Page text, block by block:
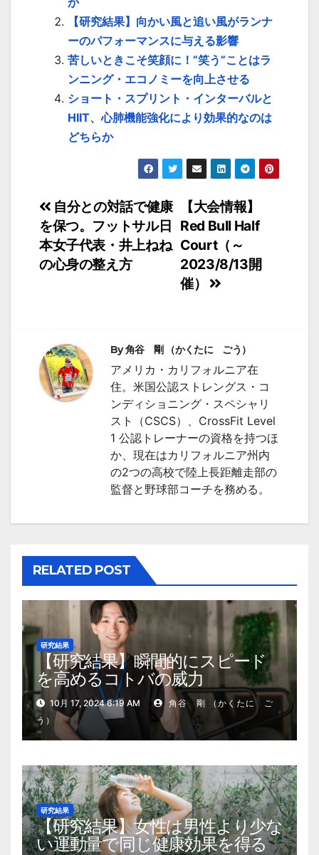
【研究結果】向かい風と追い風がランナ
ーのパフォーマンスに与える影響
苦しいときこそ笑顔に！”笑う”ことはラ
ンニング・エコノミーを向上させる
ショート・スプリント・インターバルと
HIIT、心肺機能強化により効果的なのは
どちらか
投
稿
ナ
ー
シ
ョ
【大会情報】
Red Bull Half
Court（～
2023/8/13開
催）
自分との対話で健康
を保つ。フットサル日
本女子代表・井上ねね
の心身の整え方
By角谷 剛 （かくたに ごう）
アメリカ・カリフォルニア在
住。米国公認ストレングス・コ
ンディショニング・スペシャリ
スト（CSCS）、CrossFit Level
1 公認トレーナーの資格を持つほ
か、現在はカリフォルニア州内
の2つの高校で陸上長距離走部の
監督と野球部コーチを務める。
RELATED POST
研究結果
【研究結果】瞬間的にスピード
を高めるコトバの威力
10月 17, 2024 6:19 AM
角谷 剛 （かくたに ご
う）
研究結果
【研究結果】女性は男性より少な
い運動量で同じ健康効果を得る